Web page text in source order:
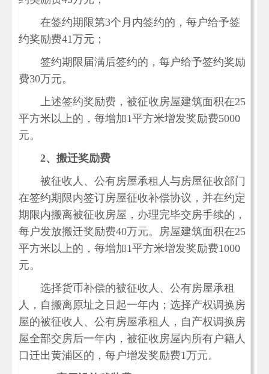
在签约期限第3个月内签约的，每户给予签
约奖励费41万元；
签约期限届满后签约的，每户给予签约奖励
费30万元。
上述签约奖励费，被征收房屋建筑面积在25
平方米以上的，每增加1平方米增发奖励费5000
元。
2、搬迁奖励费
被征收人、公有房屋承租人与房屋征收部门
在签约期限内签订房屋征收补偿协议，并在约定
期限内搬离被征收房屋，办理完毕交房手续的，
每户发放搬迁奖励费40万元。房屋建筑面积在25
平方米以上的，每增加1平方米增发奖励费1000
元。
选择货币补偿的被征收人、公有房屋承租
人，自搬离原址之日起一年内；选择产权调换房
屋的被征收人、公有房屋承租人，自产权调换房
屋全部交房后一年内，被征收房屋内所有户籍人
口迁出黄浦区的，每户增发奖励费1万元。